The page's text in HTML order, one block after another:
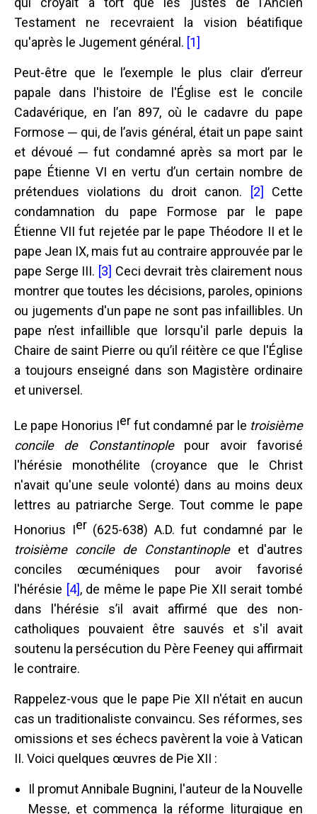
Testament ne recevraient la vision béatifique
qu'après le Jugement général. [1]
Peut-être que le l’exemple le plus clair d’erreur
papale dans l'histoire de l'Église est le concile
Cadavérique, en l’an 897, où le cadavre du pape
Formose ─ qui, de l’avis général, était un pape saint
et dévoué ─ fut condamné après sa mort par le
pape Étienne VI en vertu d’un certain nombre de
prétendues violations du droit canon.
[2]
Cette
condamnation du pape Formose par le pape
Étienne VII fut rejetée par le pape Théodore II et le
pape Jean IX, mais fut au contraire approuvée par le
pape Serge III. [3] Ceci devrait très clairement nous
montrer que toutes les décisions, paroles, opinions
ou jugements d'un pape ne sont pas infaillibles. Un
pape n’est infaillible que lorsqu'il parle depuis la
Chaire de saint Pierre ou qu’il réitère ce que l'Église
a toujours enseigné dans son Magistère ordinaire
et universel.
Le pape Honorius Ier fut condamné par le troisième
concile de Constantinoplepour avoir favorisé
l'hérésie monothélite (croyance que le Christ
n'avait qu'une seule volonté) dans au moins deux
lettres au patriarche Serge. Tout comme le pape
Honorius Ier (625-638) A.D. fut condamné par le
troisième concile de Constantinopleet d'autres
conciles œcuméniques pour avoir favorisé
l'hérésie [4], de même le pape Pie XII serait tombé
dans l'hérésie s’il avait affirmé que des non-
catholiques pouvaient être sauvés et s'il avait
soutenu la persécution du Père Feeney qui affirmait
le contraire.
Rappelez-vous que le pape Pie XII n'était en aucun
cas un traditionaliste convaincu. Ses réformes, ses
omissions et ses échecs pavèrent la voie à Vatican
II. Voici quelques œuvres de Pie XII :
Il promut Annibale Bugnini, l'auteur de la Nouvelle
Messe, et commença la réforme liturgique en